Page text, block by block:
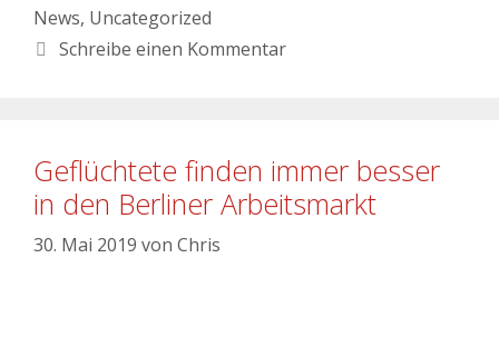
News, Uncategorized
Schreibe einen Kommentar
Geflüchtete finden immer besser
in den Berliner Arbeitsmarkt
30. Mai 2019 von Chris